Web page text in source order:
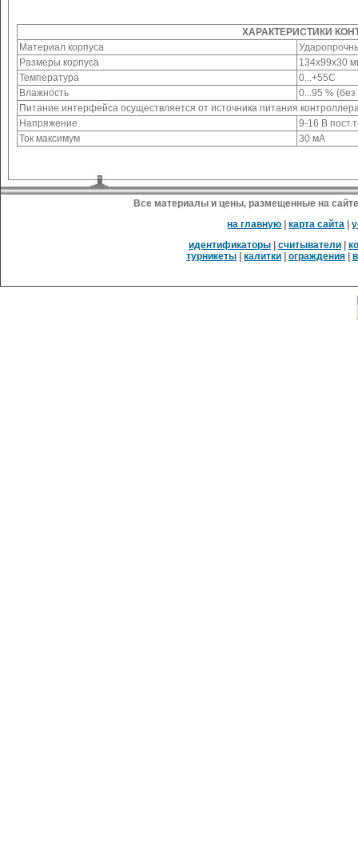
ХАРАКТЕРИСТИКИ
Материал корпуса
Размеры корпуса
134х99х30
Температура
0...+55C
Влажность
0...95 %
Питание интерфейса осуществляется от источника питания
Напряжение
9-16 В
Ток максимум
30 мA
Все материалы и цены, размещенные на
на главную |карта сайта |
идентификаторы
считыватели
турникеты
калитки ограждения